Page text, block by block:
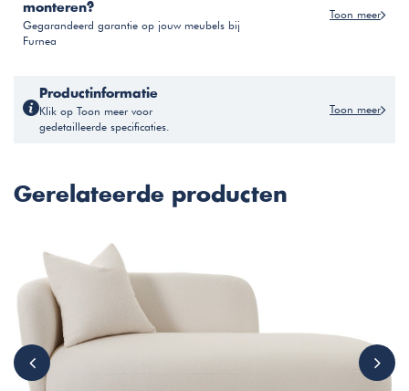
monteren?
Gegarandeerd garantie op jouw meubels bij
Furnea
Toon meer
Productinformatie
Klik op Toon meer voor
gedetailleerde specificaties.
Toon meer
Gerelateerde producten